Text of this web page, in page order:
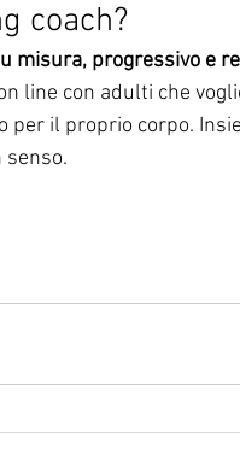
coach?
misura, progressivo e
line con adulti che
per il proprio corpo.
senso.